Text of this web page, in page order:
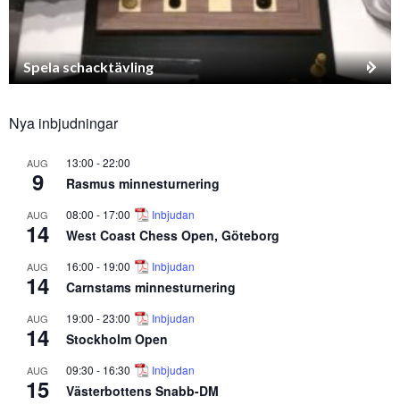
Spela schacktävling
Nya inbjudningar
AUG
9
13:00 -22:00
Rasmus minnesturnering
AUG
14
08:00 - 17:00 Inbjudan
West Coast Chess Open, Göteborg
AUG
14
16:00 - 19:00 Inbjudan
Carnstams minnesturnering
AUG
14
19:00 -23:00 Inbjudan
Stockholm Open
AUG
15
09:30 - 16:30 Inbjudan
Västerbottens Snabb-DM